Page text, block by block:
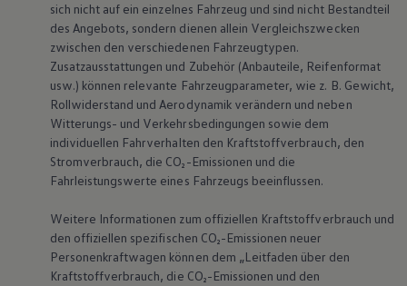
sich nicht auf ein einzelnes Fahrzeug und sind nicht Bestandteil
des Angebots, sondern dienen allein Vergleichszwecken
zwischen den verschiedenen Fahrzeugtypen.
Zusatzausstattungen und Zubehör (Anbauteile, Reifenformat
usw.) können relevante Fahrzeugparameter, wie z. B. Gewicht,
Rollwiderstand und Aerodynamik verändern und neben
Witterungs- und Verkehrsbedingungen sowie dem
individuellen Fahrverhalten den Kraftstoffverbrauch, den
Stromverbrauch, die CO₂-Emissionen und die
Fahrleistungswerte eines Fahrzeugs beeinflussen.
Weitere Informationen zum offiziellen Kraftstoffverbrauch und
den offiziellen spezifischen CO₂-Emissionen neuer
Personenkraftwagen können dem „Leitfaden über den
Kraftstoffverbrauch, die CO₂-Emissionen und den